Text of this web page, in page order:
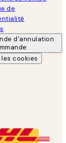
de
d'annulation
cookies